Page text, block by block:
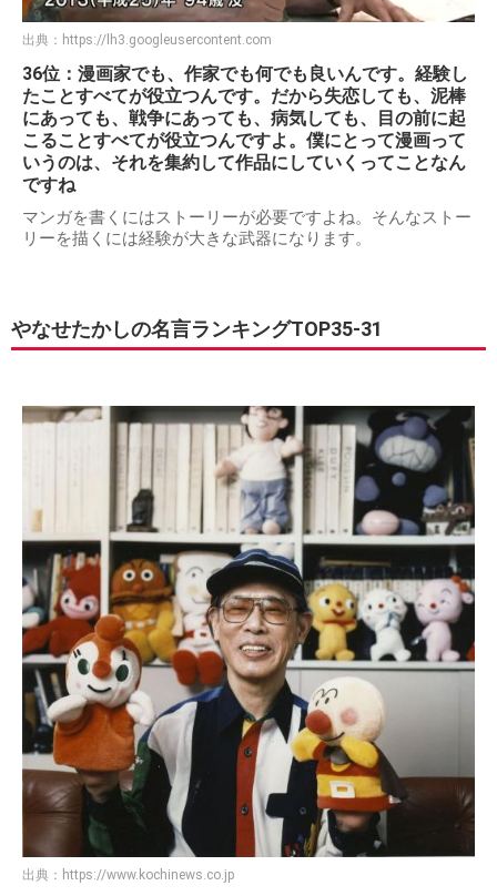
出典： https://lh3.googleusercontent.com
36位：漫画家でも、作家でも何でも良いんです。経験し
たことすべてが役立つんです。だから失恋しても、泥棒
にあっても、戦争にあっても、病気しても、目の前に起
こることすべてが役立つんですよ。僕にとって漫画って
いうのは、それを集約して作品にしていくってことなん
ですね
マンガを書くにはストーリーが必要ですよね。そんなストー
リーを描くには経験が大きな武器になります。
やなせたかしの名言ランキングTOP35-31
出典： https://www.kochinews.co.jp